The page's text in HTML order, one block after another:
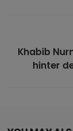
Khabib
hinter